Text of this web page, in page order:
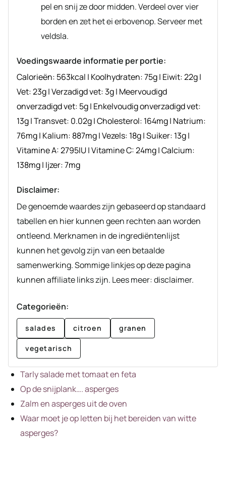
pel en snij ze door midden. Verdeel over vier
borden en zet het ei erbovenop. Serveer met
veldsla.
Voedingswaarde informatie per portie:
Calorieën: 563kcal | Koolhydraten:75g| Eiwit:22g|
Vet:23g|Verzadigd vet:3g| Meervoudigd
onverzadigd vet: 5g| Enkelvoudig onverzadigd vet:
13g|Transvet: 0.02g|Cholesterol: 164mg| Natrium:
76mg| Kalium: 887mg|Vezels: 18g|Suiker: 13g|
Vitamine A:2795IU|Vitamine C:24mg|Calcium:
138mg| Ijzer:7mg
Disclaimer:
De genoemde waardes zijn gebaseerd op standaard
tabellen en hier kunnen geen rechten aan worden
ontleend. Merknamen in de ingrediëntenlijst
kunnen het gevolg zijn van een betaalde
samenwerking. Sommige linkjes op deze pagina
kunnen affiliate links zijn. Lees meer: disclaimer.
Categorieën:
salades citroen granen
vegetarisch
Tarly salade met tomaat en feta
Op de snijplank…. asperges
Zalm en asperges uit de oven
Waar moet je op letten bij het bereiden van witte
asperges?